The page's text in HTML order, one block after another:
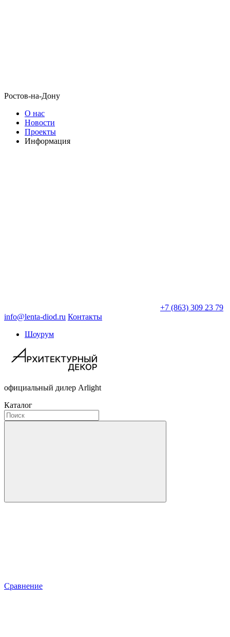
Ростов-на-Дону
О нас
Новости
Проекты
Информация
+7 (863) 309 23 79
info@lenta-diod.ru Контакты
Шоурум
официальный дилер Arlight
Каталог
Сравнение